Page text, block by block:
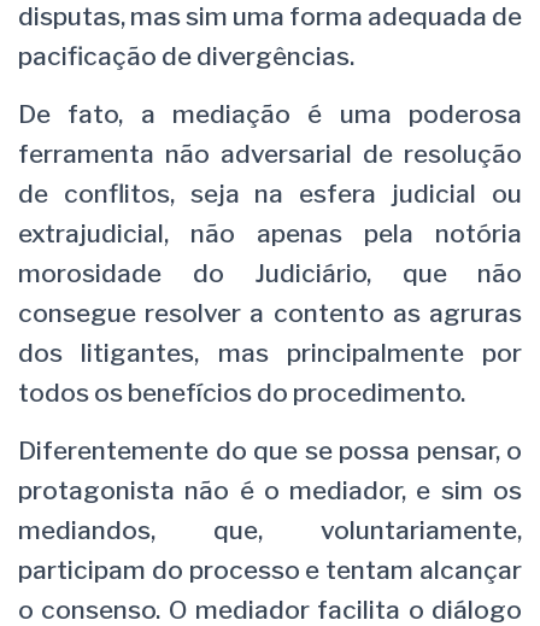
disputas, mas sim uma forma adequada de
pacificação de divergências.
De fato, a mediação é uma poderosa
ferramenta não adversarial de resolução
de conflitos, seja na esfera judicial ou
extrajudicial, não apenas pela notória
morosidade do Judiciário, que não
consegue resolver a contento as agruras
dos litigantes, mas principalmente por
todos os benefícios do procedimento.
Diferentemente do que se possa pensar, o
protagonista não é o mediador, e sim os
mediandos, que, voluntariamente,
participam do processo e tentam alcançar
o consenso. O mediador facilita o diálogo